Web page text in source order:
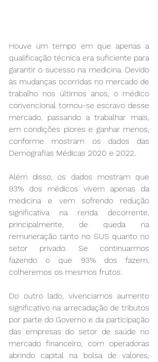
Houve um tempo em que apenas a
qualificação técnica era suficiente para
garantir o sucesso na medicina. Devido
às mudanças ocorridas no mercado de
trabalho nos últimos anos, o médico
convencional tornou-se escravo desse
mercado, passando a trabalhar mais,
em condições piores e ganhar menos,
conforme mostram os dados das
Demografias Médicas 2020 e 2022.
Além disso, os dados mostram que
93% dos médicos vivem apenas da
medicina e vem sofrendo redução
significativa na renda decorrente,
principalmente, de queda na
remuneração tanto no SUS quanto no
setor privado. Se continuarmos
fazendo o que 93% dos fazem,
colheremos os mesmos frutos.
Do outro lado, vivenciamos aumento
significativo na arrecadação de tributos
por parte do Governo e da participação
das empresas do setor de saúde no
mercado financeiro, com operadoras
abrindo capital na bolsa de valores,